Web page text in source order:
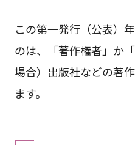
この第一発行（公表）
のは、「著作権者」か
場合）出版社などの著
ます。